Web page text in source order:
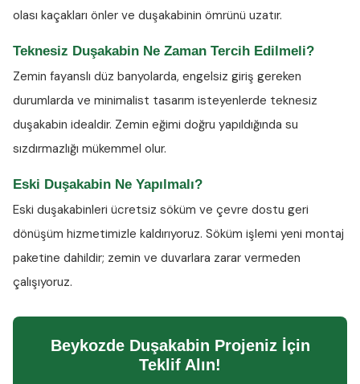
olası kaçakları önler ve duşakabinin ömrünü uzatır.
Teknesiz Duşakabin Ne Zaman Tercih Edilmeli?
Zemin fayanslı düz banyolarda, engelsiz giriş gereken
durumlarda ve minimalist tasarım isteyenlerde teknesiz
duşakabin idealdir. Zemin eğimi doğru yapıldığında su
sızdırmazlığı mükemmel olur.
Eski Duşakabin Ne Yapılmalı?
Eski duşakabinleri ücretsiz söküm ve çevre dostu geri
dönüşüm hizmetimizle kaldırıyoruz. Söküm işlemi yeni montaj
paketine dahildir; zemin ve duvarlara zarar vermeden
çalışıyoruz.
Beykozde Duşakabin Projeniz İçin
Teklif Alın!